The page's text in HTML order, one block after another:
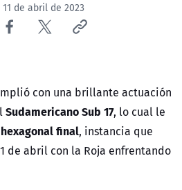
de abril de 2023
con una brillante actuación
Sudamericano Sub 17, lo cual le
hexagonal final, instancia que
de abril con la Roja enfrentando